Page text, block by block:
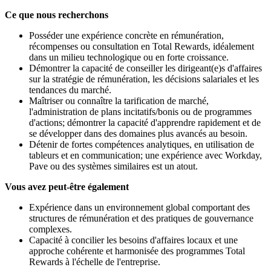
Ce que nous recherchons
Posséder une expérience concrète en rémunération,
récompenses ou consultation en Total Rewards, idéalement
dans un milieu technologique ou en forte croissance.
Démontrer la capacité de conseiller les dirigeant(e)s d'affaires
sur la stratégie de rémunération, les décisions salariales et les
tendances du marché.
Maîtriser ou connaître la tarification de marché,
l'administration de plans incitatifs/bonis ou de programmes
d'actions; démontrer la capacité d'apprendre rapidement et de
se développer dans des domaines plus avancés au besoin.
Détenir de fortes compétences analytiques, en utilisation de
tableurs et en communication; une expérience avec Workday,
Pave ou des systèmes similaires est un atout.
Vous avez peut-être également
Expérience dans un environnement global comportant des
structures de rémunération et des pratiques de gouvernance
complexes.
Capacité à concilier les besoins d'affaires locaux et une
approche cohérente et harmonisée des programmes Total
Rewards à l'échelle de l'entreprise.